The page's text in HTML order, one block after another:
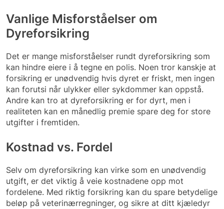
Vanlige Misforståelser om
Dyreforsikring
Det er mange misforståelser rundt dyreforsikring som
kan hindre eiere i å tegne en polis. Noen tror kanskje at
forsikring er unødvendig hvis dyret er friskt, men ingen
kan forutsi når ulykker eller sykdommer kan oppstå.
Andre kan tro at dyreforsikring er for dyrt, men i
realiteten kan en månedlig premie spare deg for store
utgifter i fremtiden.
Kostnad vs. Fordel
Selv om dyreforsikring kan virke som en unødvendig
utgift, er det viktig å veie kostnadene opp mot
fordelene. Med riktig forsikring kan du spare betydelige
beløp på veterinærregninger, og sikre at ditt kjæledyr